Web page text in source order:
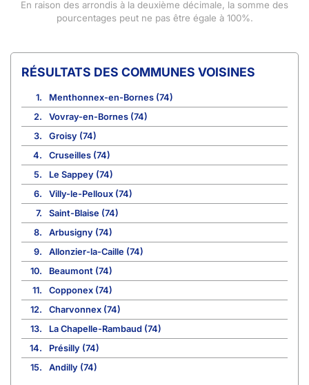
En raison des arrondis à la deuxième décimale, la somme des
pourcentages peut ne pas être égale à 100%.
COMMUNES VOISINES
1.
Menthonnex-en-Bornes (74)
2.
Vovray-en-Bornes (74)
3.
Groisy (74)
4.
Cruseilles (74)
5.
Le Sappey (74)
6.
Villy-le-Pelloux (74)
7.
Saint-Blaise (74)
8.
Arbusigny (74)
9.
Allonzier-la-Caille (74)
10.
Beaumont (74)
11.
Copponex (74)
12.
Charvonnex (74)
13.
La Chapelle-Rambaud (74)
14.
Présilly (74)
15.
Andilly (74)